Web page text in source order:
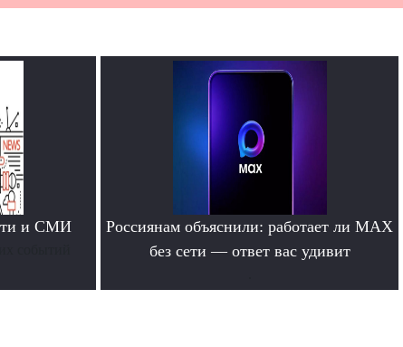
и СМИ
Россиянам объяснили: работает ли MAX
без сети — ответ вас удивит